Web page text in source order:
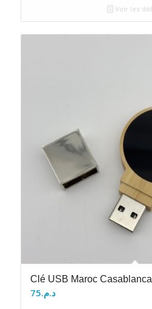
Voir les
Clé USB Maroc Casablanca
د.م.75